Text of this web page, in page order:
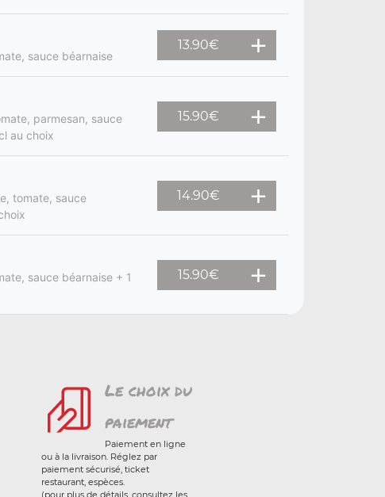
sauce béarnaise
13.90€
parmesan, sauce
au choix
15.90€
tomate, sauce
14.90€
sauce béarnaise + 1
15.90€
Le choix du
paiement
Paiement en ligne
ou à la livraison. Réglez par
paiement sécurisé, ticket
restaurant, espèces.
(pour plus de détails, consultez les